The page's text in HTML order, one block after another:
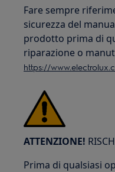
Fare sempre
sicurezza del
prodotto prima di
riparazione o
https://
ATTENZIONE!
Prima di qualsiasi